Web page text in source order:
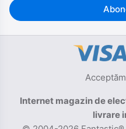
Internet magazin de
livrare